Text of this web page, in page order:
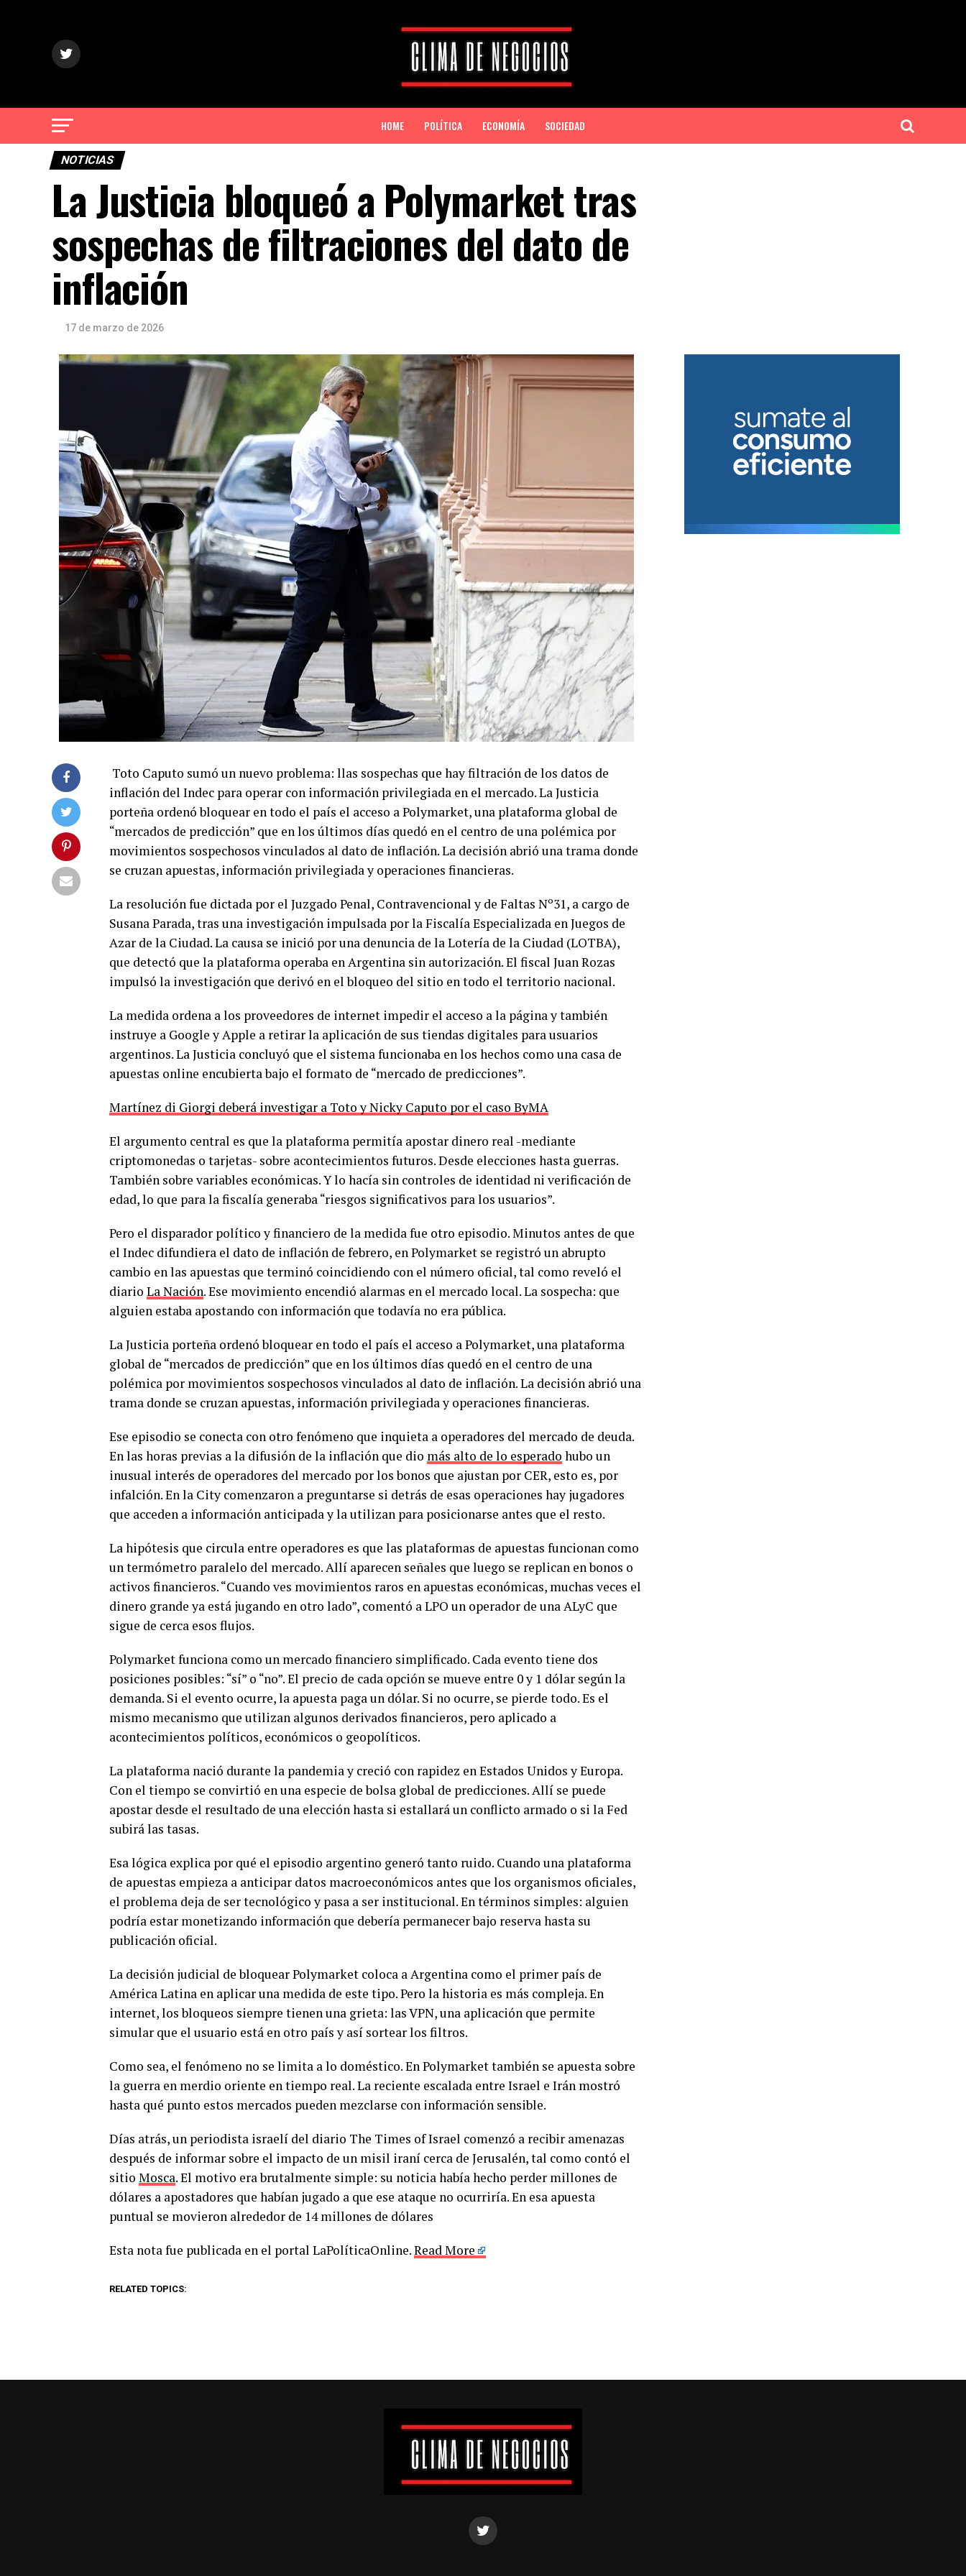
HOME POLÍTICA ECONOMÍA SOCIEDAD
NOTICIAS
La Justicia bloqueó a Polymarket tras
sospechas de filtraciones del dato de
inflación
17 de marzo de 2026
Toto Caputo sumó un nuevo problema: llas sospechas que hay filtración de los datos de
inflación del Indec para operar con información privilegiada en el mercado. La Justicia
porteña ordenó bloquear en todo el país el acceso a Polymarket, una plataforma global de
“mercados de predicción” que en los últimos días quedó en el centro de una polémica por
movimientos sospechosos vinculados al dato de inflación. La decisión abrió una trama donde
se cruzan apuestas, información privilegiada y operaciones financieras.
La resolución fue dictada por el Juzgado Penal, Contravencional y de Faltas Nº31, a cargo de
Susana Parada, tras una investigación impulsada por la Fiscalía Especializada en Juegos de
Azar de la Ciudad. La causa se inició por una denuncia de la Lotería de la Ciudad (LOTBA),
que detectó que la plataforma operaba en Argentina sin autorización. El fiscal Juan Rozas
impulsó la investigación que derivó en el bloqueo del sitio en todo el territorio nacional.
La medida ordena a los proveedores de internet impedir el acceso a la página y también
instruye a Google y Apple a retirar la aplicación de sus tiendas digitales para usuarios
argentinos. La Justicia concluyó que el sistema funcionaba en los hechos como una casa de
apuestas online encubierta bajo el formato de “mercado de predicciones”.
Martínez di Giorgi deberá investigar a Toto y Nicky Caputo por el caso ByMA
El argumento central es que la plataforma permitía apostar dinero real -mediante
criptomonedas o tarjetas- sobre acontecimientos futuros. Desde elecciones hasta guerras.
También sobre variables económicas. Y lo hacía sin controles de identidad ni verificación de
edad, lo que para la fiscalía generaba “riesgos significativos para los usuarios”.
Pero el disparador político y financiero de la medida fue otro episodio. Minutos antes de que
el Indec difundiera el dato de inflación de febrero, en Polymarket se registró un abrupto
cambio en las apuestas que terminó coincidiendo con el número oficial, tal como reveló el
diario La Nación. Ese movimiento encendió alarmas en el mercado local. La sospecha: que
alguien estaba apostando con información que todavía no era pública.
La Justicia porteña ordenó bloquear en todo el país el acceso a Polymarket, una plataforma
global de “mercados de predicción” que en los últimos días quedó en el centro de una
polémica por movimientos sospechosos vinculados al dato de inflación. La decisión abrió una
trama donde se cruzan apuestas, información privilegiada y operaciones financieras.
Ese episodio se conecta con otro fenómeno que inquieta a operadores del mercado de deuda.
En las horas previas a la difusión de la inflación que dio más alto de lo esperado hubo un
inusual interés de operadores del mercado por los bonos que ajustan por CER, esto es, por
infalción. En la City comenzaron a preguntarse si detrás de esas operaciones hay jugadores
que acceden a información anticipada y la utilizan para posicionarse antes que el resto.
La hipótesis que circula entre operadores es que las plataformas de apuestas funcionan como
un termómetro paralelo del mercado. Allí aparecen señales que luego se replican en bonos o
activos financieros. “Cuando ves movimientos raros en apuestas económicas, muchas veces el
dinero grande ya está jugando en otro lado”, comentó a LPO un operador de una ALyC que
sigue de cerca esos flujos.
Polymarket funciona como un mercado financiero simplificado. Cada evento tiene dos
posiciones posibles: “sí” o “no”. El precio de cada opción se mueve entre 0 y 1 dólar según la
demanda. Si el evento ocurre, la apuesta paga un dólar. Si no ocurre, se pierde todo. Es el
mismo mecanismo que utilizan algunos derivados financieros, pero aplicado a
acontecimientos políticos, económicos o geopolíticos.
La plataforma nació durante la pandemia y creció con rapidez en Estados Unidos y Europa.
Con el tiempo se convirtió en una especie de bolsa global de predicciones. Allí se puede
apostar desde el resultado de una elección hasta si estallará un conflicto armado o si la Fed
subirá las tasas.
Esa lógica explica por qué el episodio argentino generó tanto ruido. Cuando una plataforma
de apuestas empieza a anticipar datos macroeconómicos antes que los organismos oficiales,
el problema deja de ser tecnológico y pasa a ser institucional. En términos simples: alguien
podría estar monetizando información que debería permanecer bajo reserva hasta su
publicación oficial.
La decisión judicial de bloquear Polymarket coloca a Argentina como el primer país de
América Latina en aplicar una medida de este tipo. Pero la historia es más compleja. En
internet, los bloqueos siempre tienen una grieta: las VPN, una aplicación que permite
simular que el usuario está en otro país y así sortear los filtros.
Como sea, el fenómeno no se limita a lo doméstico. En Polymarket también se apuesta sobre
la guerra en merdio oriente en tiempo real. La reciente escalada entre Israel e Irán mostró
hasta qué punto estos mercados pueden mezclarse con información sensible.
Días atrás, un periodista israelí del diario The Times of Israel comenzó a recibir amenazas
después de informar sobre el impacto de un misil iraní cerca de Jerusalén, tal como contó el
sitio Mosca. El motivo era brutalmente simple: su noticia había hecho perder millones de
dólares a apostadores que habían jugado a que ese ataque no ocurriría. En esa apuesta
puntual se movieron alrededor de 14 millones de dólares
Esta nota fue publicada en el portal LaPolíticaOnline.Read More
RELATED TOPICS: